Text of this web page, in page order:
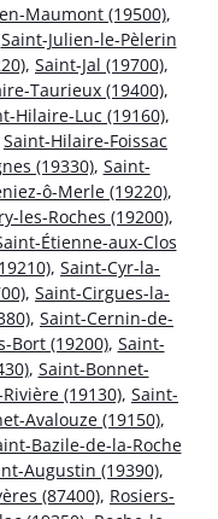
Maumont (19500),
Saint-Julien-le-Pèlerin
, Saint-Jal (19700),
Taurieux (19400),
Hilaire-Luc (19160),
Saint-Hilaire-Foissac
(19330), Saint-
ô-Merle (19220),
les-Roches (19200),
Étienne-aux-Clos
, Saint-Cyr-la-
, Saint-Cirgues-la-
, Saint-Cernin-de-
Bort (19200), Saint-
, Saint-Bonnet-
(19130), Saint-
Avalouze (19150),
Bazile-de-la-Roche
Augustin (19390),
(87400), Rosiers-